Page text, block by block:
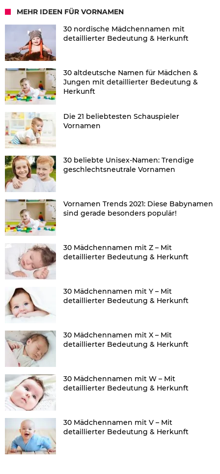
MEHR IDEEN FÜR VORNAMEN
30 nordische Mädchennamen mit
detaillierter Bedeutung & Herkunft
30 altdeutsche Namen für Mädchen &
Jungen mit detaillierter Bedeutung &
Herkunft
Die 21 beliebtesten Schauspieler
Vornamen
30 beliebte Unisex-Namen: Trendige
geschlechtsneutrale Vornamen
Vornamen Trends 2021: Diese Babynamen
sind gerade besonders populär!
30 Mädchennamen mit Z – Mit
detaillierter Bedeutung & Herkunft
30 Mädchennamen mit Y – Mit
detaillierter Bedeutung & Herkunft
30 Mädchennamen mit X – Mit
detaillierter Bedeutung & Herkunft
30 Mädchennamen mit W – Mit
detaillierter Bedeutung & Herkunft
30 Mädchennamen mit V – Mit
detaillierter Bedeutung & Herkunft